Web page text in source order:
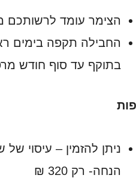
הצימר עומד לרשותכם מהשעה 15:00 ועד
החבילה תקפה בימים
בתוקף עד סוף חודש מרס
הנחה- רק 320 ₪